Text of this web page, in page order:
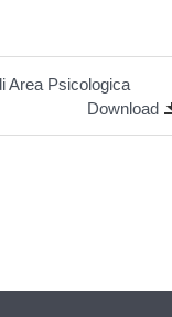
Area Psicologica
Download